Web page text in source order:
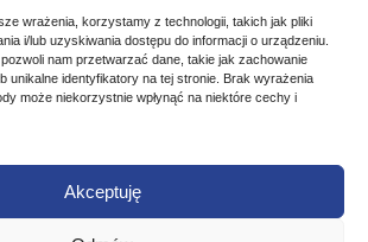
wrażenia, korzystamy z technologii, takich jak pliki
i/lub uzyskiwania dostępu do informacji o urządzeniu.
nam przetwarzać dane, takie jak zachowanie
unikalne identyfikatory na tej stronie. Brak wyrażenia
może niekorzystnie wpłynąć na niektóre cechy i
Akceptuję
Spinningowa Monolith 0,16mm